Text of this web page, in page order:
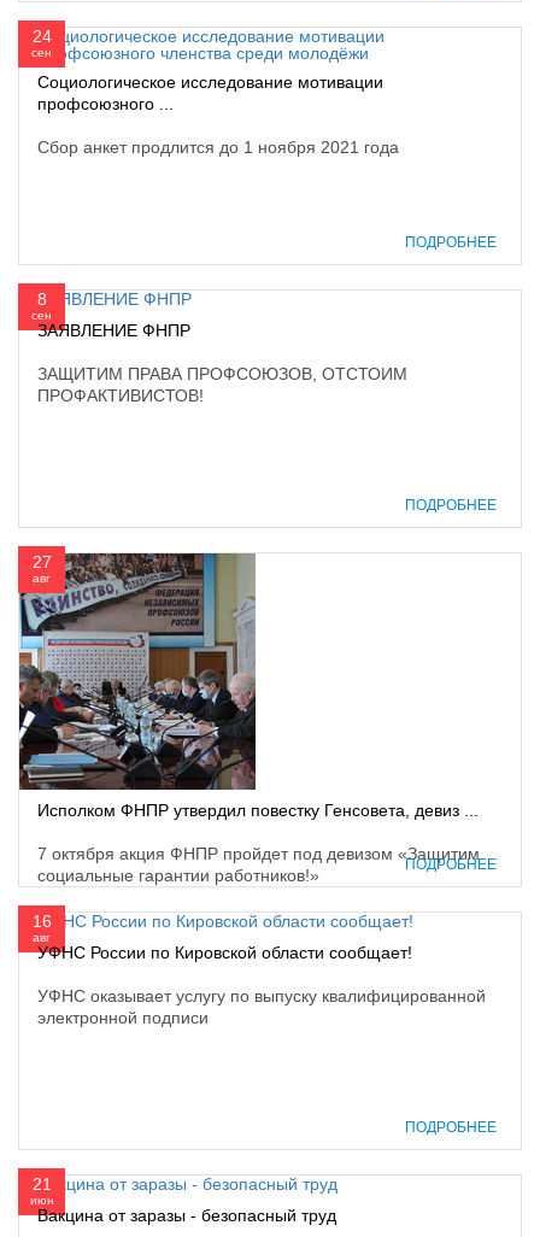
24
сен
Социологическое исследование мотивации
профсоюзного ...
Сбор анкет продлится до 1 ноября 2021 года
ПОДРОБНЕЕ
8
сен
ЗАЯВЛЕНИЕ ФНПР
ЗАЩИТИМ ПРАВА ПРОФСОЮЗОВ, ОТСТОИМ
ПРОФАКТИВИСТОВ!
ПОДРОБНЕЕ
27
авг
Исполком ФНПР утвердил повестку Генсовета, девиз ...
7 октября акция ФНПР пройдет под девизом «Защитим
социальные гарантии работников!»
ПОДРОБНЕЕ
16
авг
УФНС России по Кировской области сообщает!
УФНС оказывает услугу по выпуску квалифицированной
электронной подписи
ПОДРОБНЕЕ
21
июн
Вакцина от заразы - безопасный труд